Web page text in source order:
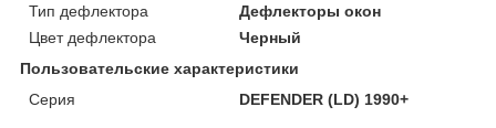
Тип дефлектора
Дефлекторы окон
Цвет дефлектора
Черный
Пользовательские характеристики
Серия
DEFENDER (LD) 1990+